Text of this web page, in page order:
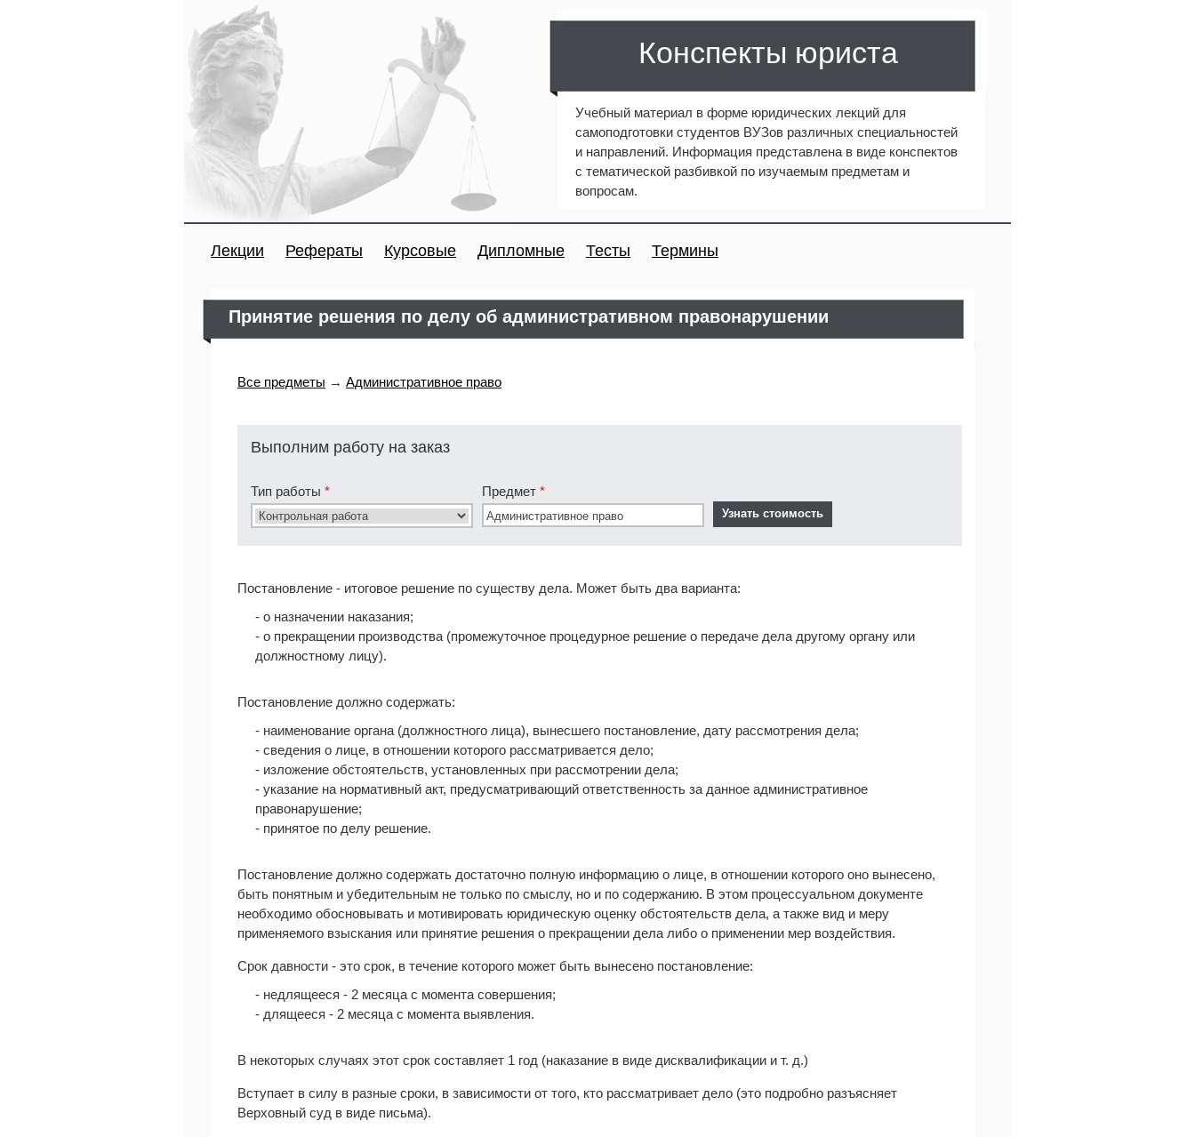
Конспекты юриста
Учебный материал в форме юридических лекций для
самоподготовки студентов ВУЗов различных специальностей
и направлений. Информация представлена в виде конспектов
с тематической разбивкой по изучаемым предметам и
вопросам.
Лекции Рефераты Курсовые Дипломные Тесты Термины
Принятие решения по делу об административном правонарушении
Все предметы → Административное право
Выполним работу на заказ
Тип работы * Предмет *
Постановление - итоговое решение по существу дела. Может быть два варианта:
- о назначении наказания;
- о прекращении производства (промежуточное процедурное решение о передаче дела другому органу или
должностному лицу).
Постановление должно содержать:
- наименование органа (должностного лица), вынесшего постановление, дату рассмотрения дела;
- сведения о лице, в отношении которого рассматривается дело;
- изложение обстоятельств, установленных при рассмотрении дела;
- указание на нормативный акт, предусматривающий ответственность за данное административное
правонарушение;
- принятое по делу решение.
Постановление должно содержать достаточно полную информацию о лице, в отношении которого оно вынесено,
быть понятным и убедительным не только по смыслу, но и по содержанию. В этом процессуальном документе
необходимо обосновывать и мотивировать юридическую оценку обстоятельств дела, а также вид и меру
применяемого взыскания или принятие решения о прекращении дела либо о применении мер воздействия.
Срок давности - это срок, в течение которого может быть вынесено постановление:
- недлящееся - 2 месяца с момента совершения;
- длящееся - 2 месяца с момента выявления.
В некоторых случаях этот срок составляет 1 год (наказание в виде дисквалификации и т. д.)
Вступает в силу в разные сроки, в зависимости от того, кто рассматривает дело (это подробно разъясняет
Верховный суд в виде письма).